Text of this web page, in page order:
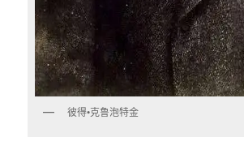
彼得•克鲁泡特金